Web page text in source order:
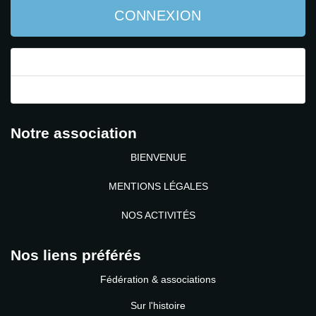
CONNEXION
Notre association
BIENVENUE
MENTIONS LÉGALES
NOS ACTIVITÉS
Nos liens préférés
Fédération & associations
Sur l'histoire